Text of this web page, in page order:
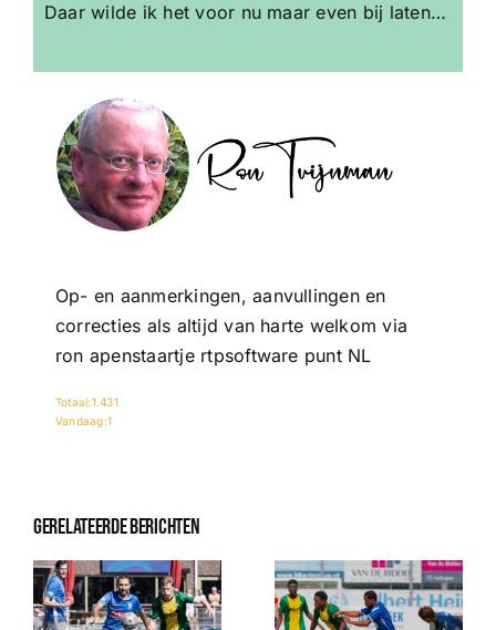
Daar wilde ik het voor nu maar even bij laten…
Op- en aanmerkingen, aanvullingen en
correcties als altijd van harte welkom via
ron apenstaartje rtpsoftware punt NL
Totaal:1.431
Vandaag:1
Gerelateerde berichten